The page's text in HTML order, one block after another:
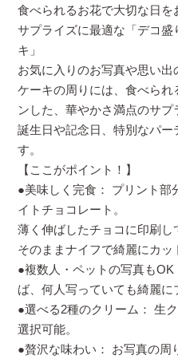
食べられるお花で大切な日を
サプライズに最適な「デコ
キ」
お気に入りのお写真や思い出
ケーキの周りには、食べられ
ンした、華やかさ満点のサプ
誕生日や記念日、特別なパー
す。
【ここがポイント！】
●美味しく完食： プリント部
イトチョコレート。
薄く伸ばしたチョコに印刷
そのままナイフで綺麗にカッ
●複数人・ペットの写真も
ば、何人写っていても綺麗に
●選べる2種のクリーム： 生
選択可能。
●贅沢な味わい： お写真の周